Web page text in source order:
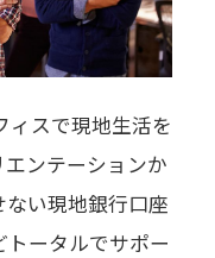
ィスで現地生活を
ンテーションか
い現地銀行口座
ータルでサポー